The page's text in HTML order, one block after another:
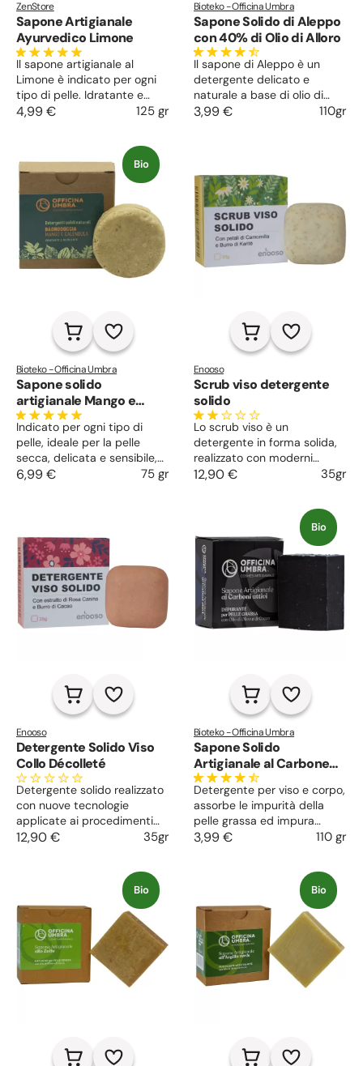
ZenStore
Sapone Artigianale
Ayurvedico Limone
Il sapone artigianale al
Limone è indicato per ogni
tipo di pelle. Idratante e
astringente, un uso regolare
secondo la tradizione
ayurvedica che
arricchiscono la detersione
con una piacevole fragranza
agrumata.
4,99 € 125 gr
Bioteko - Officina Umbra
Sapone Solido di Aleppo
con 40% di Olio di Alloro
Il sapone di Aleppo è un
detergente delicato e
naturale a base di olio di
oliva e di alloro, utile
antinfiammatoria e
purificante, lascia la pelle
morbida, pulita e fresca.
3,99 € 110gr
Bio
Bioteko - Officina Umbra
Sapone solido
artigianale Mango e
Calendula
Indicato per ogni tipo di
pelle, ideale per la pelle
secca, delicata e sensibile,
nutre la cute durante la
prodotto attento
all’ambiente.
6,99 € 75 gr
Enooso
Scrub viso detergente
solido
Lo scrub viso è un
detergente in forma solida,
realizzato con moderni
procedimenti artigianali e
uniforme, purifica la pelle
acneica, regola e astringe la
pelle grassa, lenisce la pelle
delicata.
12,90 € 35gr
Enooso
Detergente Solido Viso
Collo Décolleté
Detergente solido realizzato
con nuove tecnologie
applicate ai procedimenti
artigianali. Pratico ed
levigata e più uniforme. La
sua formula è ricca di attivi
nutrienti ed esfolianti di
derivazione naturale.
12,90 € 35gr
Bio
Bioteko - Officina Umbra
Sapone Solido
Artigianale al Carbone
Vegetale
Detergente per viso e corpo,
assorbe le impurità della
pelle grassa ed impura
grazie al Carbone vegetale.
lucida. Nutre la cute con gli
protezione cutanea dagli
agenti esterni.
3,99 € 110 gr
Bio Bio